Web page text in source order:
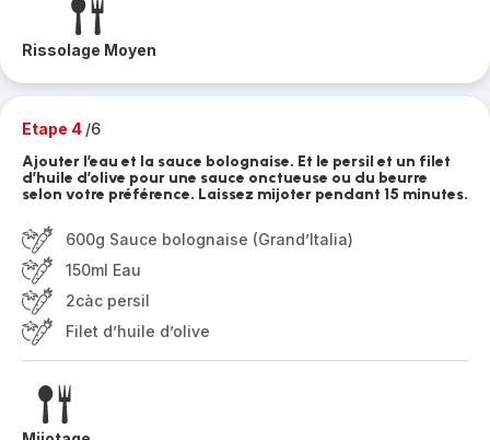
Rissolage Moyen
Etape 4 /6
Ajouter l’eau et la sauce bolognaise. Et le persil et un filet
d’huile d’olive pour une sauce onctueuse ou du beurre
selon votre préférence. Laissez mijoter pendant 15 minutes.
600g Sauce bolognaise (Grand’Italia)
150ml Eau
2càc persil
Filet d’huile d’olive